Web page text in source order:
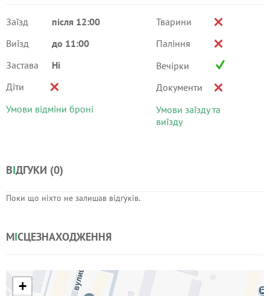
Заїзд
після 12:00
Виїзд
до 11:00
Застава
Ні
Діти
Умови відміни броні
Тварини
Паління
Вечірки
Документи
Умови заїзду та
виїзду
ВІДГУКИ (0)
Поки що ніхто не залишав відгуків.
МІСЦЕЗНАХОДЖЕННЯ
+